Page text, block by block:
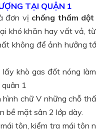
TẠI QUẬN 1
đơn vị chống thấm
khó khăn hay vất vả,
không để ảnh hưởng
khò gas đốt nóng
1
chữ V những chỗ
bề mặt sân 2 lớp dày.
tôn, kiểm tra mái tôn